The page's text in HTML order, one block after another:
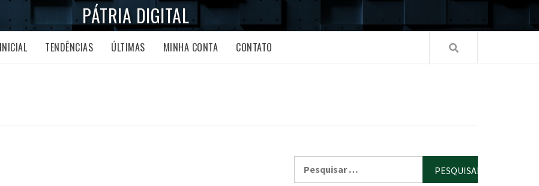
PÁTRIA DIGITAL
INICIAL TENDÊNCIAS ÚLTIMAS MINHA CONTA CONTATO